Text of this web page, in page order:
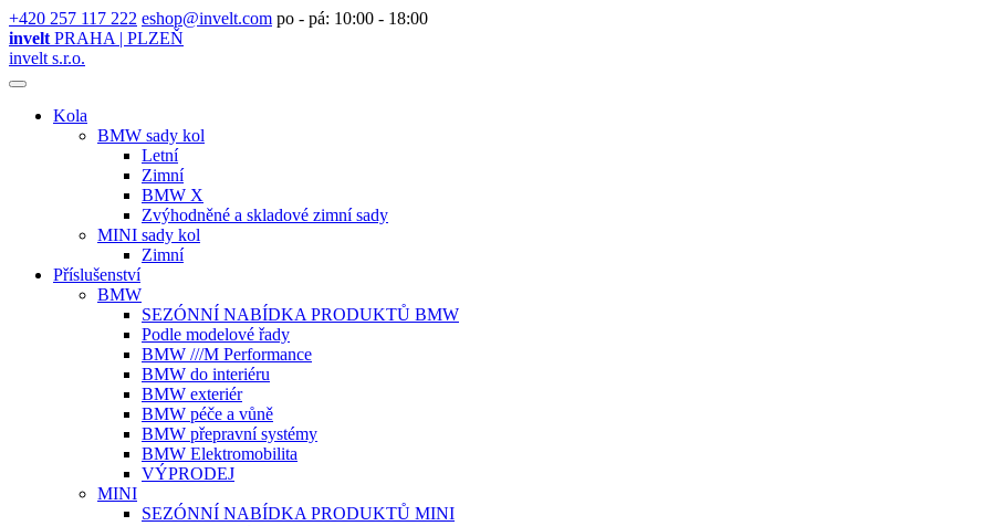
+420 257 117 222 eshop@invelt.com po - pá: 10:00 - 18:00
invelt PRAHA | PLZEŇ
invelt s.r.o.
Kola
BMW sady kol
Letní
Zimní
BMW X
Zvýhodněné a skladové zimní sady
MINI sady kol
Zimní
Příslušenství
BMW
SEZÓNNÍ NABÍDKA PRODUKTŮ BMW
Podle modelové řady
BMW ///M Performance
BMW do interiéru
BMW exteriér
BMW péče a vůně
BMW přepravní systémy
BMW Elektromobilita
VÝPRODEJ
MINI
SEZÓNNÍ NABÍDKA PRODUKTŮ MINI